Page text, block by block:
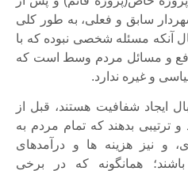
سابق و فعلی، به طور کلی
آنکه مسئله شخصی نبوده که با
و مسائل مردم وسط است که
و غیره ندارد.
ایجاد شفافیت هستند، قبل از
و ترتیبی بدهند که تمام مردم به
و نیز هزینه ها و درآمدهای
همانگونه که در برخی